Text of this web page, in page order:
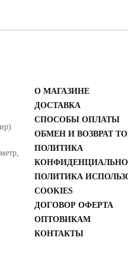
О МАГАЗИНЕ
ДОСТАВКА
СПОСОБЫ ОПЛАТЫ
ОБМЕН И ВОЗВРАТ
ПОЛИТИКА
ПОЛИТИКА
COOKIES
ДОГОВОР ОФЕРТА
ОПТОВИКАМ
КОНТАКТЫ